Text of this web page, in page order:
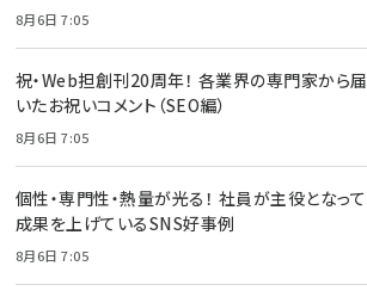
8月6日 7:05
祝・Web担創刊20周年！ 各業界の専門家から届
いたお祝いコメント（SEO編）
8月6日 7:05
個性・専門性・熱量が光る！ 社員が主役となって
成果を上げているSNS好事例
8月6日 7:05